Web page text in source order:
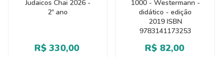
Judaicos Chai 2026 -
2º ano
R$ 330,00
1000 - Westermann -
didático - edição
2019 ISBN
9783141173253
R$ 82,00